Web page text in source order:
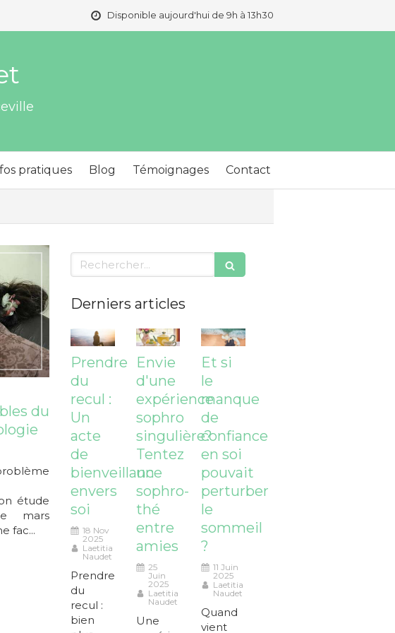
Disponible aujourd'hui de 9h à 13h30
pratiques Blog Témoignages Contact
du
étude
mars
fac...
Rechercher
Derniers articles
Prendre
du
recul :
Un
acte
de
bienveillance
envers
soi
18 Nov
2025
Laetitia
Naudet
Prendre
du
recul :
bien
Envie
d'une
expérience
sophro
singulière?
Tentez
un
sophro-
thé
entre
amies
25
Juin
2025
Laetitia
Naudet
Une
Et si
le
manque
de
confiance
en soi
pouvait
perturber
le
sommeil
?
11 Juin
2025
Laetitia
Naudet
Quand
vient